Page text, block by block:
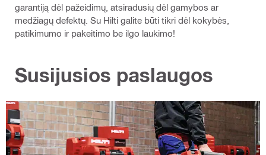
garantiją dėl pažeidimų, atsiradusių dėl gamybos ar
medžiagų defektų. Su Hilti galite būti tikri dėl kokybės,
patikimumo ir pakeitimo be ilgo laukimo!
Susijusios paslaugos